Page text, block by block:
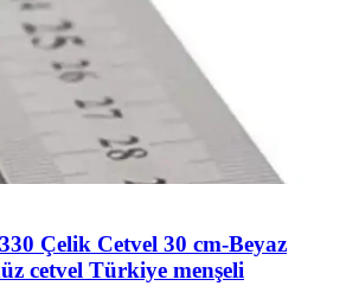
Çelik Cetvel 30 cm-Beyaz
cetvel Türkiye menşeli